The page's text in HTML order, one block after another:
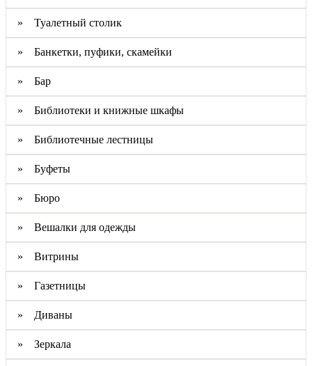
» Туалетный столик
» Банкетки, пуфики, скамейки
» Бар
» Библиотеки и книжные шкафы
» Библиотечные лестницы
» Буфеты
» Бюро
» Вешалки для одежды
» Витрины
» Газетницы
» Диваны
» Зеркала